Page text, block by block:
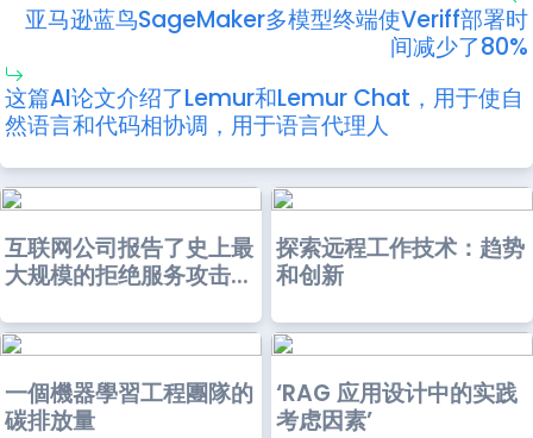
亚马逊蓝鸟SageMaker多模型终端使Veriff部署时
间减少了80%
这篇AI论文介绍了Lemur和Lemur Chat，用于使自
然语言和代码相协调，用于语言代理人
互联网公司报告了史上最
大规模的拒绝服务攻击...
探索远程工作技术：趋势
和创新
一個機器學習工程團隊的
碳排放量
‘RAG 应用设计中的实践
考虑因素’